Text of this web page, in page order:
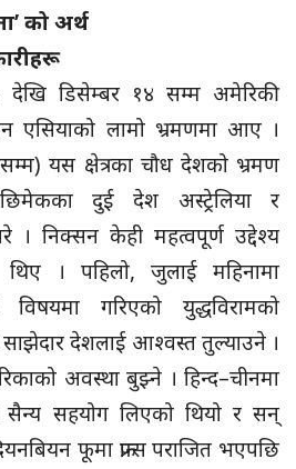
को अर्थ
डिसेम्बर १४ सम्म अमेरिकी
एसियाको लामो भ्रमणमा आए ।
यस क्षेत्रका चौध देशको भ्रमण
दुई देश अस्ट्रेलिया र
। निक्सन केही महत्वपूर्ण उद्देश्य
। पहिलो, जुलाई महिनामा
विषयमा गरिएको युद्धविरामको
देशलाई आश्वस्त तुल्याउने ।
अवस्था बुझ्ने । हिन्द–चीनमा
सैन्य सहयोग लिएको थियो र सन्
फूमा फ्रान्स पराजित भएपछि